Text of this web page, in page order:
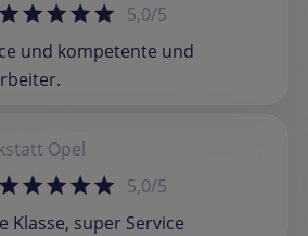
5,0/5
und kompetente und
Opel
5,0/5
Klasse, super Service